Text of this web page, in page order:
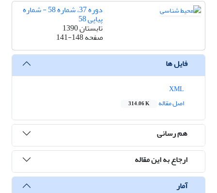
دوره 37، شماره 58 - شماره
پیاپی 58
تابستان 1390
صفحه141-148
فایل ها
اصل مقاله
314.06 K
هم رسانی
ارجاع به این مقاله
آمار